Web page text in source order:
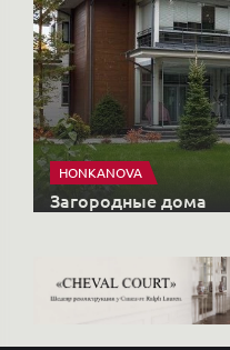
HONKANOVA
Загородные дома